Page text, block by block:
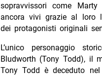
sopravvissori come
ancora vivi grazie al loro
dei protagonisti originali
L’unico personaggio
Bludworth (Tony Todd), il
Tony Todd è deceduto